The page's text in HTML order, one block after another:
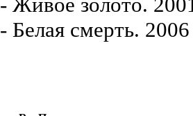
- Белая смерть.